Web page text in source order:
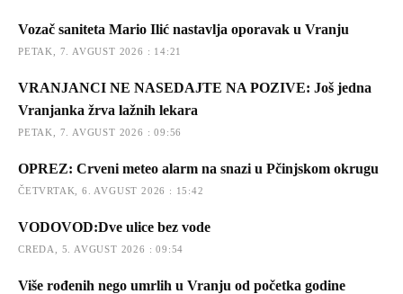
Vozač saniteta Mario Ilić nastavlja oporavak u Vranju
PETAK, 7. AVGUST 2026 : 14:21
VRANJANCI NE NASEDAJTE NA POZIVE: Još jedna
Vranjanka žrva lažnih lekara
PETAK, 7. AVGUST 2026 : 09:56
OPREZ: Crveni meteo alarm na snazi u Pčinjskom okrugu
ČETVRTAK, 6. AVGUST 2026 : 15:42
VODOVOD:Dve ulice bez vode
CREDA, 5. AVGUST 2026 : 09:54
Više rođenih nego umrlih u Vranju od početka godine